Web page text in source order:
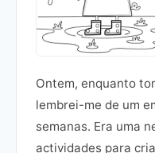
Ontem, enquanto
lembrei-me de um
semanas. Era uma
actividades para